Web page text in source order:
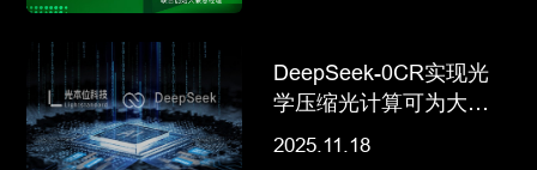
DeepSeek-0CR实现光
学压缩光计算可为大模
型“减负
2025.11.18